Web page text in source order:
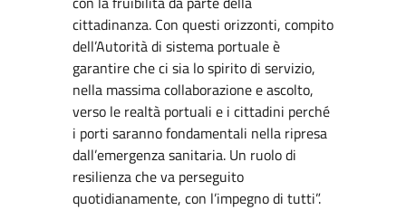
cittadinanza. Con questi orizzonti, compito
dell’Autorità di sistema portuale è
garantire che ci sia lo spirito di servizio,
nella massima collaborazione e ascolto,
verso le realtà portuali e i cittadini perché
i porti saranno fondamentali nella ripresa
dall’emergenza sanitaria. Un ruolo di
resilienza che va perseguito
quotidianamente, con l’impegno di tutti”.